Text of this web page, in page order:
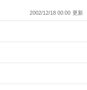
2002/12/18 00:00